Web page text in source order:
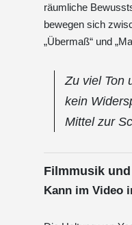
räumliche
bewegen sich
„Übermaß“ und
Zu viel Ton
kein
Mittel zur
Filmmusik
Kann im Video